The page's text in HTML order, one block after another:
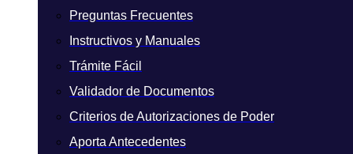
Preguntas Frecuentes
Instructivos y Manuales
Trámite Fácil
Validador de Documentos
Criterios de Autorizaciones de Poder
Aporta Antecedentes